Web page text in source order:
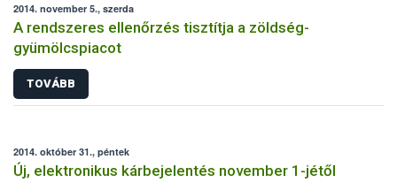
2014. november 5., szerda
A rendszeres ellenőrzés tisztítja a zöldség-
gyümölcspiacot
TOVÁBB
2014. október 31., péntek
Új, elektronikus kárbejelentés november 1-jétől